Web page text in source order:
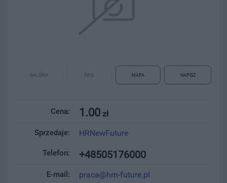
GALERIA INFO MAPA NAPISZ
Cena: 1.00 zł
Sprzedaje: HRNewFuture
Telefon: +48505176000
E-mail: praca@hrn-future.pl